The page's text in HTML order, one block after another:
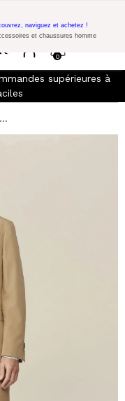
sur 300$ d'achat
0
naviguez et achetez !
et chaussures homme
supérieures à